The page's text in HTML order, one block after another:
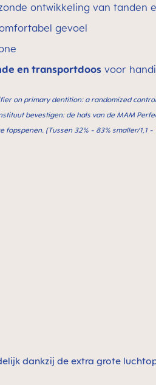
ontwikkeling van tanden
gevoel
en transportdoos voor
on primary dentition: a randomized
bevestigen: de hals van de MAM
(Tussen 32% - 83% smaller/1,1
dankzij de extra grote